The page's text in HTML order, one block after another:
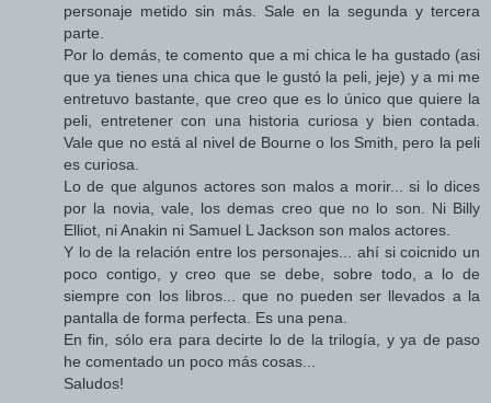
personaje metido sin más. Sale en la segunda y tercera
parte.
Por lo demás, te comento que a mi chica le ha gustado (asi
que ya tienes una chica que le gustó la peli, jeje) y a mi me
entretuvo bastante, que creo que es lo único que quiere la
peli, entretener con una historia curiosa y bien contada.
Vale que no está al nivel de Bourne o los Smith, pero la peli
es curiosa.
Lo de que algunos actores son malos a morir... si lo dices
por la novia, vale, los demas creo que no lo son. Ni Billy
Elliot, ni Anakin ni Samuel L Jackson son malos actores.
Y lo de la relación entre los personajes... ahí si coicnido un
poco contigo, y creo que se debe, sobre todo, a lo de
siempre con los libros... que no pueden ser llevados a la
pantalla de forma perfecta. Es una pena.
En fin, sólo era para decirte lo de la trilogía, y ya de paso
he comentado un poco más cosas...
Saludos!